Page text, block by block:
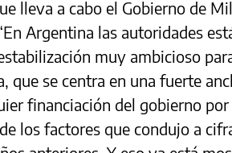
lleva a cabo el Gobierno de
Argentina las autoridades
muy ambicioso
que se centra en una fuerte
financiación del gobierno
los factores que condujo a